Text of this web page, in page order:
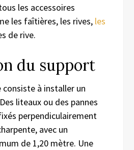
les accessoires
les faîtières, les rives, les
de rive.
du support
consiste à installer un
liteaux ou des pannes
perpendiculairement
avec un
de 1,20 mètre. Une